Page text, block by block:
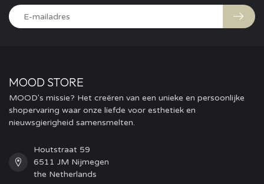
MOOD STORE
MOOD's missie? Het creëren van een unieke en persoonlijke
shopervaring waar onze liefde voor esthetiek en
nieuwsgierigheid samensmelten.
Houtstraat 59
6511 JM Nijmegen
the Netherlands